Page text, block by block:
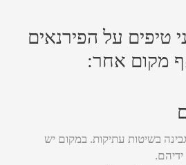
טיפים על הפירנאים
מקום אחר:
בשיטות עתיקות. במקום יש